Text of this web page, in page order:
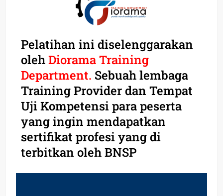
Pelatihan ini diselenggarakan
olehDiorama Training
Department. Sebuah lembaga
Training Provider dan Tempat
Uji Kompetensi para peserta
yang ingin mendapatkan
sertifikat profesi yang di
terbitkan oleh BNSP